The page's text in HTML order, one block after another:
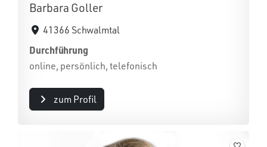
Barbara Goller
41366 Schwalmtal
Durchführung
online, persönlich, telefonisch
zum Profil